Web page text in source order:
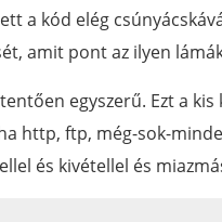
a kód elég
amit pont az ilyen
egyszerű. Ezt a
http, ftp, még-sok-
és kivétellel és